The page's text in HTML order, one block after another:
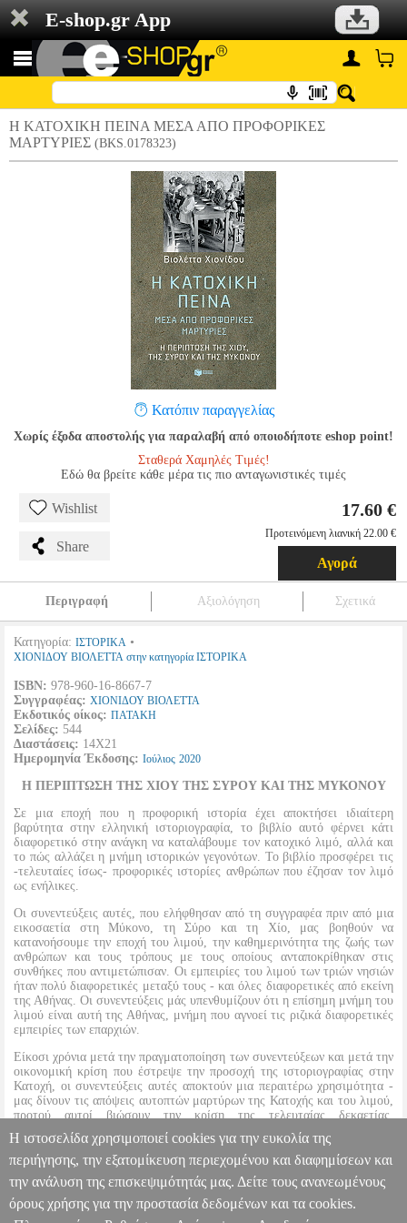
E-shop.gr App
Η ΚΑΤΟΧΙΚΗ ΠΕΙΝΑ ΜΕΣΑ ΑΠΟ ΠΡΟΦΟΡΙΚΕΣ
ΜΑΡΤΥΡΙΕΣ (BKS.0178323)
Κατόπιν παραγγελίας
Χωρίς έξοδα αποστολής για παραλαβή από οποιοδήποτε eshop point!
Σταθερά Χαμηλές Τιμές!
Εδώ θα βρείτε κάθε μέρα τις πιο ανταγωνιστικές τιμές
Wishlist
Share
17.60 €
Προτεινόμενη λιανική 22.00 €
Αγορά
Περιγραφή Αξιολόγηση Σχετικά
Κατηγορία: ΙΣΤΟΡΙΚΑ •
ΧΙΟΝΙΔΟΥ ΒΙΟΛΕΤΤΑ στην κατηγορία ΙΣΤΟΡΙΚΑ
ISBN: 978-960-16-8667-7
Συγγραφέας: ΧΙΟΝΙΔΟΥ ΒΙΟΛΕΤΤΑ
Εκδοτικός οίκος: ΠΑΤΑΚΗ
Σελίδες: 544
Διαστάσεις: 14Χ21
Ημερομηνία Έκδοσης: Ιούλιος 2020
Η ΠΕΡΙΠΤΩΣΗ ΤΗΣ ΧΙΟΥ ΤΗΣ ΣΥΡΟΥ ΚΑΙ ΤΗΣ ΜΥΚΟΝΟΥ
Σε μια εποχή που η προφορική ιστορία έχει αποκτήσει ιδιαίτερη
βαρύτητα στην ελληνική ιστοριογραφία, το βιβλίο αυτό φέρνει κάτι
διαφορετικό στην ανάγκη να καταλάβουμε τον κατοχικό λιμό, αλλά και
το πώς αλλάζει η μνήμη ιστορικών γεγονότων. Το βιβλίο προσφέρει τις
-τελευταίες ίσως- προφορικές ιστορίες ανθρώπων που έζησαν τον λιμό
ως ενήλικες.
Οι συνεντεύξεις αυτές, που ελήφθησαν από τη συγγραφέα πριν από μια
εικοσαετία στη Μύκονο, τη Σύρο και τη Χίο, μας βοηθούν να
κατανοήσουμε την εποχή του λιμού, την καθημερινότητα της ζωής των
ανθρώπων και τους τρόπους με τους οποίους ανταποκρίθηκαν στις
συνθήκες που αντιμετώπισαν. Οι εμπειρίες του λιμού των τριών νησιών
ήταν πολύ διαφορετικές μεταξύ τους - και όλες διαφορετικές από εκείνη
της Αθήνας. Οι συνεντεύξεις μάς υπενθυμίζουν ότι η επίσημη μνήμη του
λιμού είναι αυτή της Αθήνας, μνήμη που αγνοεί τις ριζικά διαφορετικές
εμπειρίες των επαρχιών.
Είκοσι χρόνια μετά την πραγματοποίηση των συνεντεύξεων και μετά την
οικονομική κρίση που έστρεψε την προσοχή της ιστοριογραφίας στην
Κατοχή, οι συνεντεύξεις αυτές αποκτούν μια περαιτέρω χρησιμότητα -
μας δίνουν τις απόψεις αυτοπτών μαρτύρων της Κατοχής και του λιμού,
προτού αυτοί βιώσουν την κρίση της τελευταίας δεκαετίας,
προσφέροντάς μας μαρτυρίες ανεπηρέαστες από την οικονομική κρίση
και από την πολιτική «χρήση» της Κατοχής.
Η ΚΑΤΟΧΙΚΗ ΠΕΙΝΑ ΜΕΣΑ ΑΠΟ ΠΡΟΦΟΡΙΚΕΣ ΜΑΡΤΥΡΙΕΣ
BKS.0178323 BKS.0178323 ΧΙΟΝΙΔΟΥ ΒΙΟΛΕΤΤΑ ΧΙΟΝΙΔΟΥ
ΒΙΟΛΕΤΤΑ
ΙΣΤΟΡΙΚΑ Κατηγορία: ΙΣΤΟΡΙΚΑ
Η ιστοσελίδα χρησιμοποιεί cookies για την ευκολία της
περιήγησης, την εξατομίκευση περιεχομένου και διαφημίσεων και
την ανάλυση της επισκεψιμότητάς μας. Δείτε τους ανανεωμένους
όρους χρήσης για την προστασία δεδομένων και τα cookies.